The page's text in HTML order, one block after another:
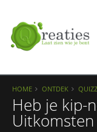
HOME ONTDEK
Heb je kip-
Uitkomsten